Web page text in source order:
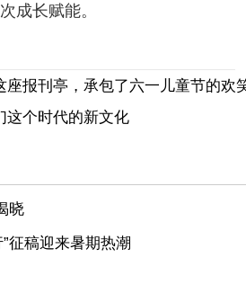
成长赋能。
座报刊亭，承包了六一儿童节的欢
这个时代的新文化
晓
征稿迎来暑期热潮